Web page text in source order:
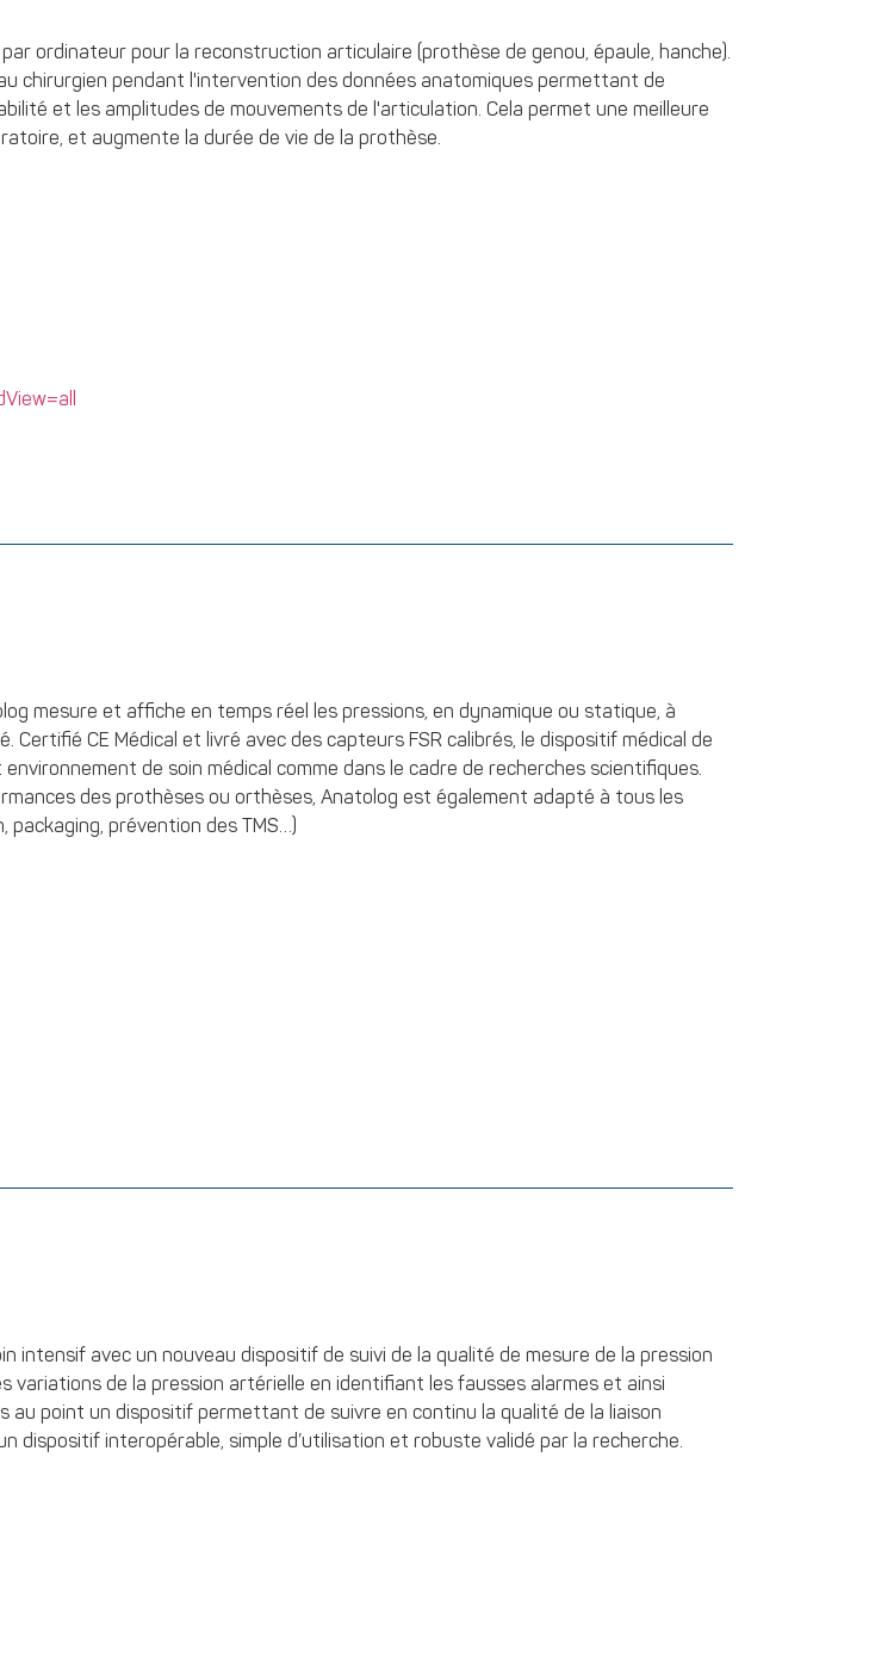
ordinateur pour la reconstruction articulaire (prothèse de genou, épaule, hanche).
chirurgien pendant l'intervention des données anatomiques permettant de
et les amplitudes de mouvements de l'articulation. Cela permet une meilleure
et augmente la durée de vie de la prothèse.
mesure et affiche en temps réel les pressions, en dynamique ou statique, à
CE Médical et livré avec des capteurs FSR calibrés, le dispositif médical de
de soin médical comme dans le cadre de recherches scientifiques.
des prothèses ou orthèses, Anatolog est également adapté à tous les
packaging, prévention des TMS…)
intensif avec un nouveau dispositif de suivi de la qualité de mesure de la pression
variations de la pression artérielle en identifiant les fausses alarmes et ainsi
au point un dispositif permettant de suivre en continu la qualité de la liaison
dispositif interopérable, simple d’utilisation et robuste validé par la recherche.